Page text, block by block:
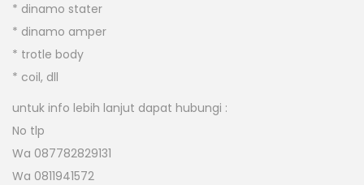
* dinamo stater
* dinamo amper
* trotle body
* coil, dll
untuk info lebih lanjut dapat hubungi :
No tlp
Wa 087782829131
Wa 0811941572